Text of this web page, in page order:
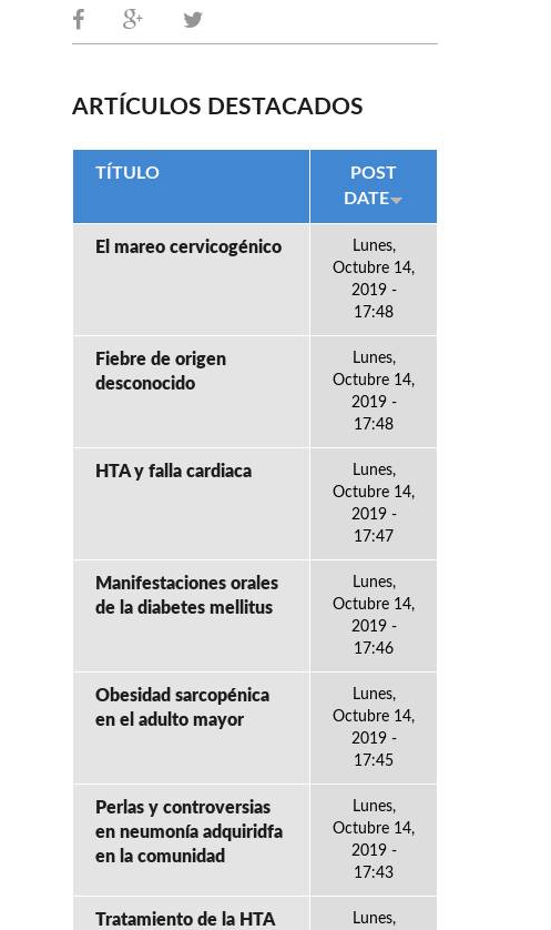
ARTÍCULOS DESTACADOS
TÍTULO
POST
DATE
El mareo cervicogénico
Lunes,
Octubre 14,
2019 -
17:48
Fiebre de origen
desconocido
Lunes,
Octubre 14,
2019 -
17:48
HTA y falla cardiaca
Lunes,
Octubre 14,
2019 -
17:47
Manifestaciones orales
de la diabetes mellitus
Lunes,
Octubre 14,
2019 -
17:46
Obesidad sarcopénica
en el adulto mayor
Lunes,
Octubre 14,
2019 -
17:45
Perlas y controversias
en neumonía adquiridfa
en la comunidad
Lunes,
Octubre 14,
2019 -
17:43
Tratamiento de la HTA
Lunes,